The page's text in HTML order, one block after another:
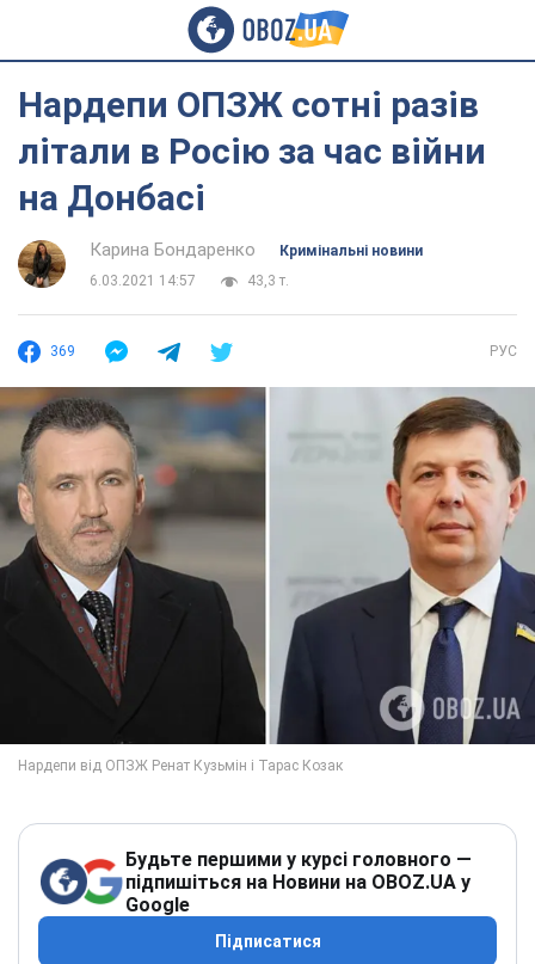
Нардепи ОПЗЖ сотні разів
літали в Росію за час війни
на Донбасі
Карина Бондаренко
Кримінальні новини
6.03.2021 14:57
43,3 т.
369 РУС
Будьте першими у курсі головного —
підпишіться на Новини на OBOZ.UA у
Google
Підписатися